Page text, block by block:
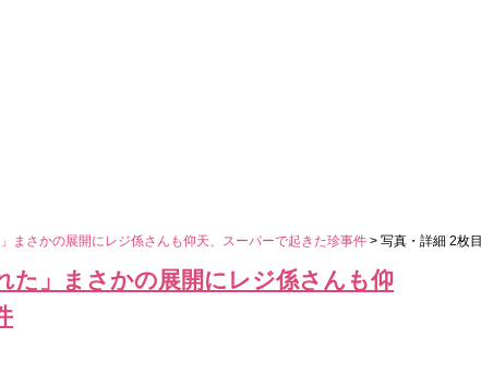
まさかの展開にレジ係さんも仰天、スーパーで起きた珍事件 > 写真・詳細 2枚目
た」まさかの展開にレジ係さんも仰